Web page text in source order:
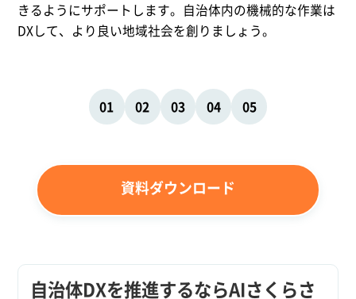
きるようにサポートします。自治体内の機械的な作業は
DXして、より良い地域社会を創りましょう。
01 02 03 04 05
資料ダウンロード
自治体DXを推進するならAIさくらさ